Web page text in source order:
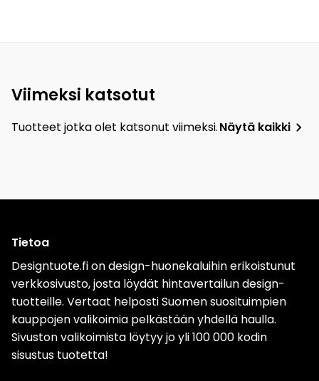
Viimeksi katsotut
Tuotteet jotka olet katsonut viimeksi.Näytä kaikki
Tietoa
Designtuote.fi on design-huonekaluihin erikoistunut
verkkosivusto, josta löydät hintavertailun design-
tuotteille. Vertaat helposti Suomen suosituimpien
kauppojen valikoimia pelkästään yhdellä haulla.
Sivuston valikoimista löytyy jo yli 100 000 kodin
sisustus tuotetta!